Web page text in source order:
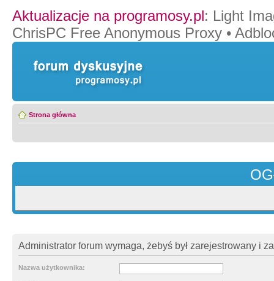
Aktualizacje na programosy.pl: Light
ChrisPC Free Anonymous Proxy •
Strona główna
Administrator forum wymaga, żebyś był zarejestrowany i
Nazwa użytkownika: